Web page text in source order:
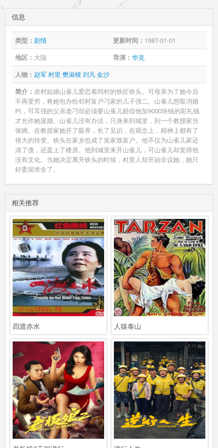
信息
类型： 剧情 更新时间： 1987-01-01
地区： 大陆 导演： 华克
人物： 赵军村里 樊淑棣刘凡金沙
简介： 农村姑娘山雀儿爱恋着同村的铁匠铁头。可母亲为了她今后
不再受穷，将她包办给邻村富户刁家的儿子强二。山雀儿想取消婚
约，可耳强的父亲老刁却必须要山雀儿赔偿他加9000块钱的彩礼钱
才允许她退婚。山雀儿没有办法，只身来到城里，到一个教授家当
保姆。在教授家她开了眼界，长了见识，在观念上，精神上都有了
很大的转变。铁头在家乡也成了发家致富户。他不仅为山雀儿家还
清了债，还盖上了楼房。他到城里来开山雀儿，可山雀儿却觉得他
没有文化。当她决定离开铁头的时候，村里人却开始非议她，她只
好委屈求全了。
相关推荐
四渡赤水 人猿泰山